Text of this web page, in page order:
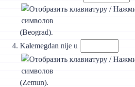
(Beograd).
Kalemegdan nije u
(Zemun).